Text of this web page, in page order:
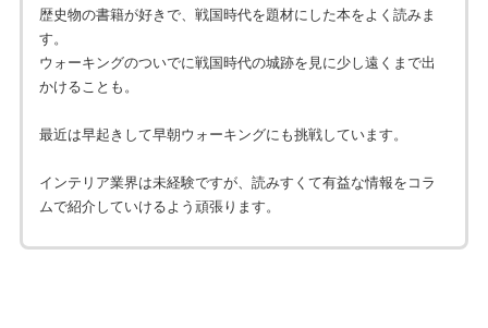
歴史物の書籍が好きで、戦国時代を題材にした本をよく読みま
す。
ウォーキングのついでに戦国時代の城跡を見に少し遠くまで出
かけることも。
最近は早起きして早朝ウォーキングにも挑戦しています。
インテリア業界は未経験ですが、読みすくて有益な情報をコラ
ムで紹介していけるよう頑張ります。